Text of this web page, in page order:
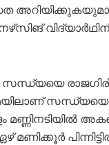
സന്ധ്യയെ